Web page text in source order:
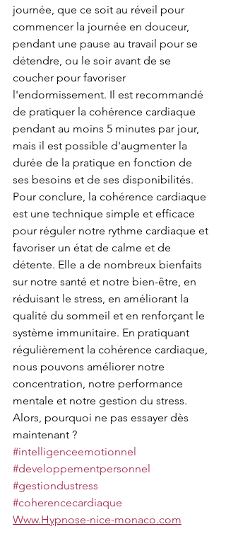
journée, que ce soit au réveil pour
commencer la journée en douceur,
pendant une pause au travail pour se
détendre, ou le soir avant de se
coucher pour favoriser
l'endormissement. Il est recommandé
de pratiquer la cohérence cardiaque
pendant au moins 5 minutes par jour,
mais il est possible d'augmenter la
durée de la pratique en fonction de
ses besoins et de ses disponibilités.
Pour conclure, la cohérence cardiaque
est une technique simple et efficace
pour réguler notre rythme cardiaque et
favoriser un état de calme et de
détente. Elle a de nombreux bienfaits
sur notre santé et notre bien-être, en
réduisant le stress, en améliorant la
qualité du sommeil et en renforçant le
système immunitaire. En pratiquant
régulièrement la cohérence cardiaque,
nous pouvons améliorer notre
concentration, notre performance
mentale et notre gestion du stress.
Alors, pourquoi ne pas essayer dès
maintenant ?
#intelligenceemotionnel
#developpementpersonnel
#gestiondustress
#coherencecardiaque
Www.Hypnose-nice-monaco.com